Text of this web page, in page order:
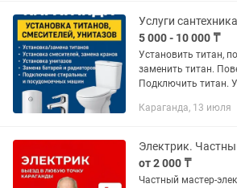
5 000 - 10 000 ₸
Установить титан,
заменить титан.
Подключить титан.
(кухня/ванна),
Караганда, 13 июля
от 2 000 ₸
Частный мастер-